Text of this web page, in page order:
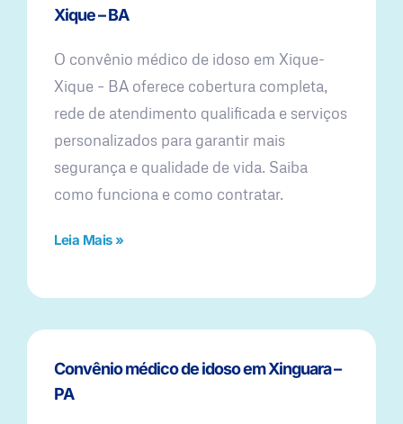
Xique – BA
O convênio médico de idoso em Xique-
Xique – BA oferece cobertura completa,
rede de atendimento qualificada e serviços
personalizados para garantir mais
segurança e qualidade de vida. Saiba
como funciona e como contratar.
Leia Mais »
Convênio médico de idoso em Xinguara –
PA